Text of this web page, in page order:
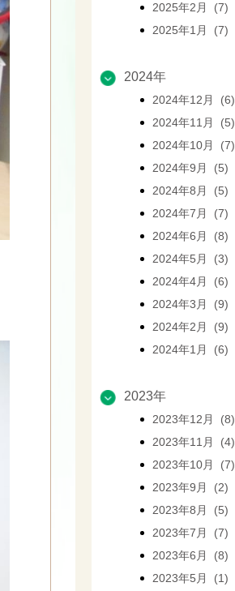
2025年2月 (7)
2025年1月 (7)
2024年
2024年12月 (6)
2024年11月 (5)
2024年10月 (7)
2024年9月 (5)
2024年8月 (5)
2024年7月 (7)
2024年6月 (8)
2024年5月 (3)
2024年4月 (6)
2024年3月 (9)
2024年2月 (9)
2024年1月 (6)
2023年
2023年12月 (8)
2023年11月 (4)
2023年10月 (7)
2023年9月 (2)
2023年8月 (5)
2023年7月 (7)
2023年6月 (8)
2023年5月 (1)